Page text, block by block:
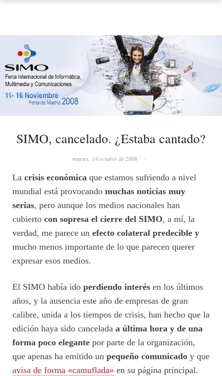
SIMO, cancelado. ¿Estaba cantado?
martes, 14 octubre de 2008 ·
La crisis económica que estamos sufriendo a nivel
mundial está provocando muchas noticias muy
serias, pero aunque los medios nacionales han
cubierto con sopresa el cierre del SIMO, a mí, la
verdad, me parece un efecto colateral predecible y
mucho menos importante de lo que parecen querer
expresar esos medios.
El SIMO había ido perdiendo interés en los últimos
años, y la ausencia este año de empresas de gran
calibre, unida a los tiempos de crisis, han hecho que la
edición haya sido cancelada a última hora y de una
forma poco elegante por parte de la organización,
que apenas ha emitido un pequeño comunicado y que
avisa de forma «camuflada» en su página principal.